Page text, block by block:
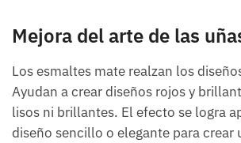
Mejora del arte de las
Los esmaltes mate realzan los
Ayudan a crear diseños rojos y
lisos ni brillantes. El efecto se logra
diseño sencillo o elegante para crear